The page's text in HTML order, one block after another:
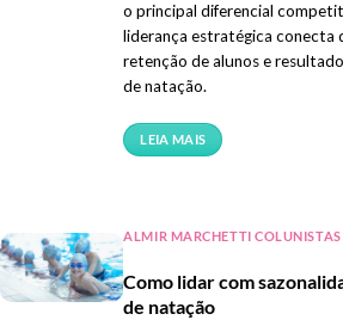
o principal diferencial
liderança estratégica conecta
retenção de alunos e
de natação.
LEIA MAIS
ALMIR MARCHETTI
Como lidar com
de natação